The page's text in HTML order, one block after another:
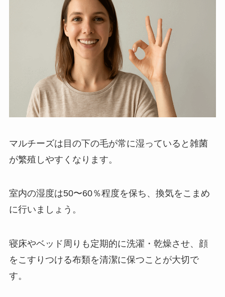
マルチーズは目の下の毛が常に湿っていると雑菌
が繁殖しやすくなります。
室内の湿度は50〜60％程度を保ち、換気をこまめ
に行いましょう。
寝床やベッド周りも定期的に洗濯・乾燥させ、顔
をこすりつける布類を清潔に保つことが大切で
す。